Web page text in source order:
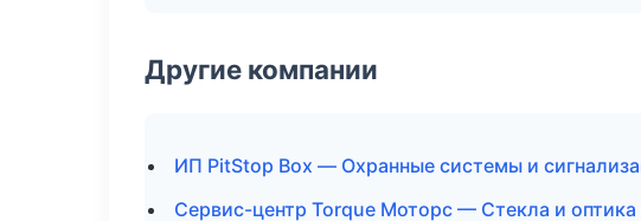
Другие компании
ИП PitStop Box — Охранные системы и
Сервис-центр Torque Моторс — Стекла и оптика